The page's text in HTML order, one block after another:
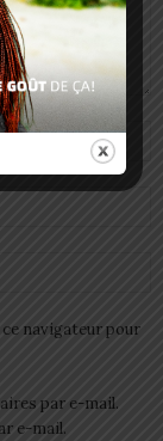
navigateur pour
par e-mail.
e-mail.